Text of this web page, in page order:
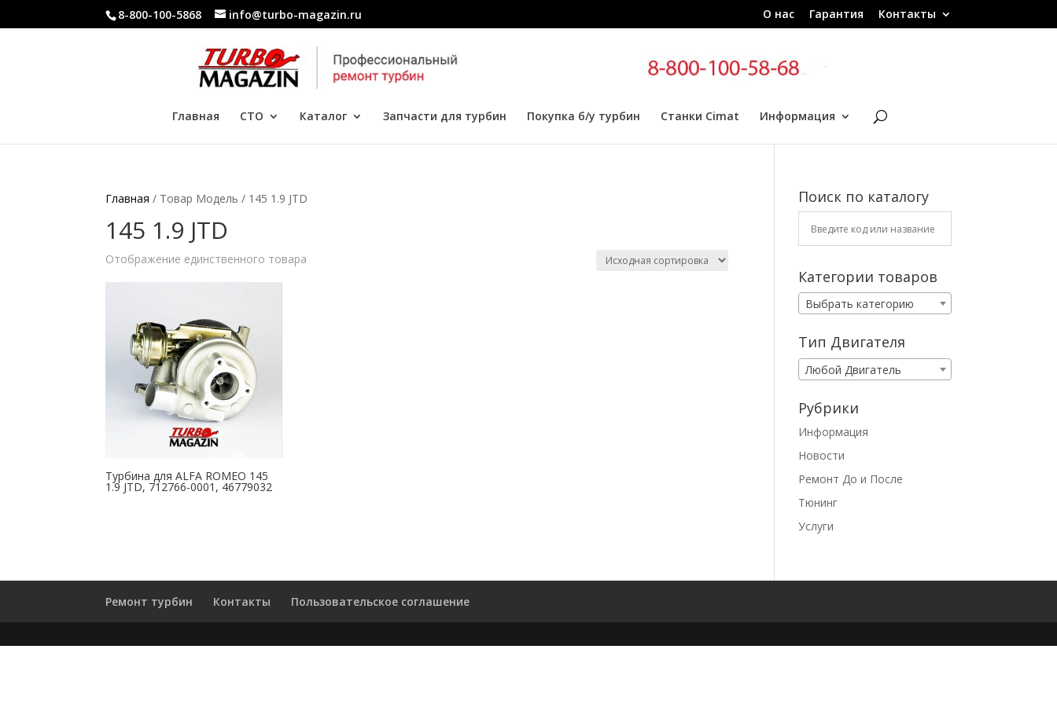
8-800-100-5868 info@turbo-magazin.ru О нас Гарантия Контакты
Главная СТО Каталог Запчасти для турбин Покупка б/у турбин Станки Cimat Информация
Главная / Товар Модель / 145 1.9 JTD
145 1.9 JTD
Отображение единственного товара
Турбина для ALFA ROMEO 145
1.9 JTD, 712766-0001, 46779032
Поиск по каталогу
Категории товаров
Выбрать категорию
Тип Двигателя
Любой Двигатель
Рубрики
Информация
Новости
Ремонт До и После
Тюнинг
Услуги
Ремонт турбин Контакты Пользовательское соглашение